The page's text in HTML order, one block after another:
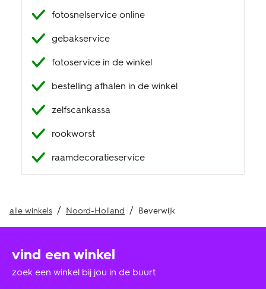
klantenservice
fotosnelservice online
gebakservice
fotoservice in de winkel
bestelling afhalen in de winkel
zelfscankassa
rookworst
raamdecoratieservice
alle winkels Noord-Holland Beverwijk
vind een winkel
zoek een winkel bij jou in de buurt